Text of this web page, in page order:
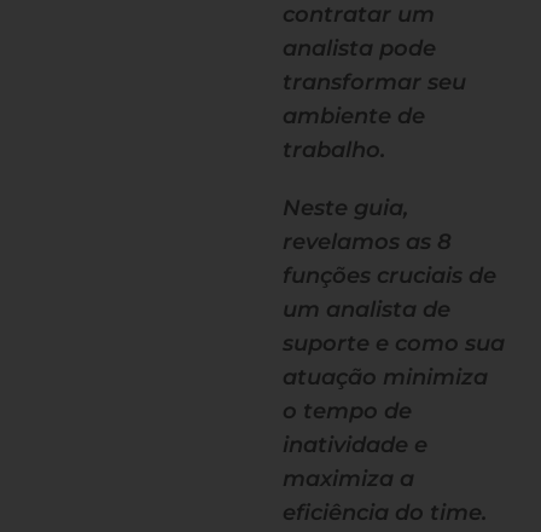
contratar um
analista pode
transformar seu
ambiente de
trabalho.
Neste guia,
revelamos as 8
funções cruciais de
um analista de
suporte e como sua
atuação minimiza
o tempo de
inatividade e
maximiza a
eficiência do time.